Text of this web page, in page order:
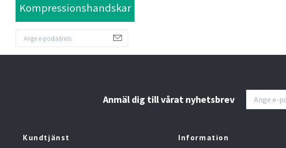
Kompressionshandskar
Anmäl dig till vårat nyhetsbrev
Kundtjänst Information